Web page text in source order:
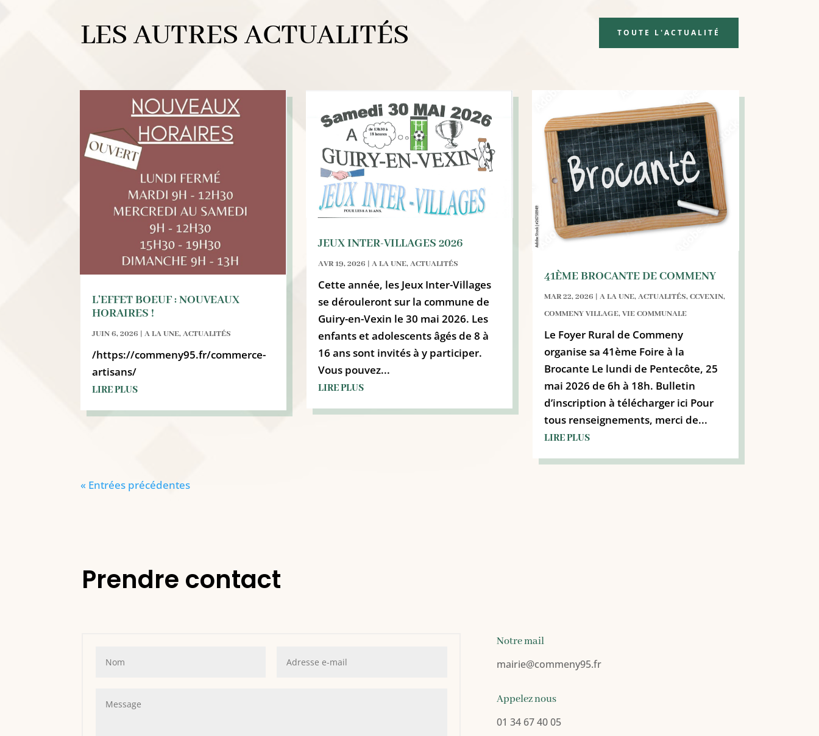
LES AUTRES ACTUALITÉS TOUTE L'ACTUALITÉ
L’EFFET BOEUF : NOUVEAUX
HORAIRES !
JUIN 6, 2026 | A LA UNE,ACTUALITÉS
/https://commeny95.fr/commerce-
artisans/
LIRE PLUS
JEUX INTER-VILLAGES 2026
AVR 19, 2026 | A LA UNE,ACTUALITÉS
Cette année, les Jeux Inter-Villages
se dérouleront sur la commune de
Guiry-en-Vexin le 30 mai 2026. Les
enfants et adolescents âgés de 8 à
16 ans sont invités à y participer.
Vous pouvez...
LIRE PLUS
41ÈME BROCANTE DE COMMENY
MAR 22, 2026 | A LA UNE,ACTUALITÉS,CCVEXIN,
COMMENY VILLAGE,VIE COMMUNALE
Le Foyer Rural de Commeny
organise sa 41ème Foire à la
Brocante Le lundi de Pentecôte, 25
mai 2026 de 6h à 18h. Bulletin
d’inscription à télécharger ici Pour
tous renseignements, merci de...
LIRE PLUS
« Entrées précédentes
Prendre contact
Notre mail
mairie@commeny95.fr
Appelez nous
01 34 67 40 05